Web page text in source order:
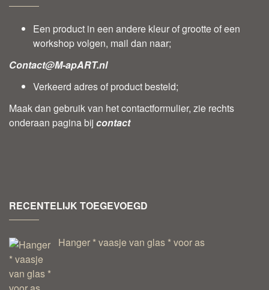
Een product in een andere kleur of grootte of een
workshop volgen, mail dan naar;
Contact@M-apART.nl
Verkeerd adres of product besteld;
Maak dan gebruik van het contactformulier, zie rechts
onderaan pagina bij contact
RECENTELIJK TOEGEVOEGD
Hanger * vaasje van glas * voor as